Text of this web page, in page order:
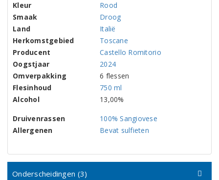
Kleur
Rood
Smaak
Droog
Land
Italië
Herkomstgebied
Toscane
Producent
Castello Romitorio
Oogstjaar
2024
Omverpakking
6 flessen
Flesinhoud
750 ml
Alcohol
13,00%
Druivenrassen
100% Sangiovese
Allergenen
Bevat sulfieten
Onderscheidingen (3)